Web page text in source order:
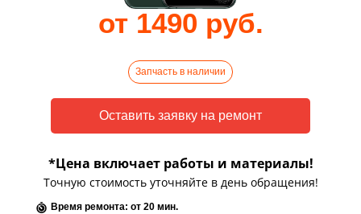
от 1490 руб.
Запчасть в наличии
*Цена включает работы и материалы!
Точную стоимость уточняйте в день обращения!
Время ремонта: от 20 мин.